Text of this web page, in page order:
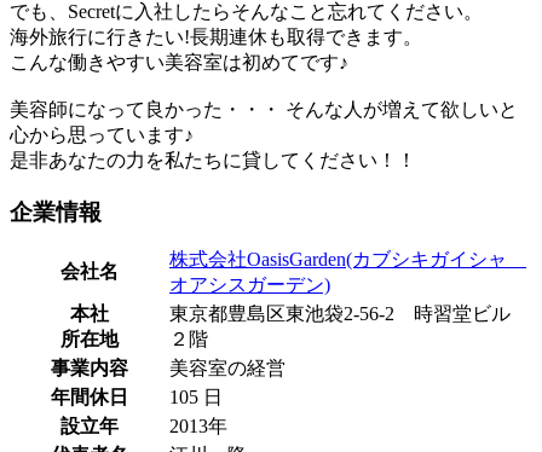
でも、Secretに入社したらそんなこと忘れてください。
海外旅行に行きたい!長期連休も取得できます。
こんな働きやすい美容室は初めてです♪
美容師になって良かった・・・ そんな人が増えて欲しいと
心から思っています♪
是非あなたの力を私たちに貸してください！！
企業情報
会社名
株式会社OasisGarden(カブシキガイシャ
オアシスガーデン)
本社
所在地
東京都豊島区東池袋2-56-2 時習堂ビル
２階
事業内容
美容室の経営
年間休日
105 日
設立年
2013年